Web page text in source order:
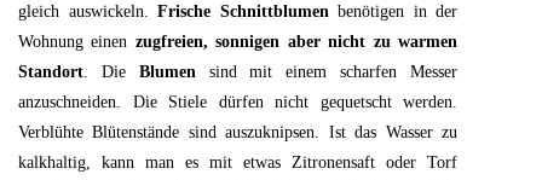
gleich auswickeln. Frische Schnittblumenbenötigen in der
Wohnung einen zugfreien, sonnigen aber nicht zu warmen
Standort. Die Blumensind mit einem scharfen Messer
anzuschneiden. Die Stiele dürfen nicht gequetscht werden.
Verblühte Blütenstände sind auszuknipsen. Ist das Wasser zu
kalkhaltig, kann man es mit etwas Zitronensaft oder Torf